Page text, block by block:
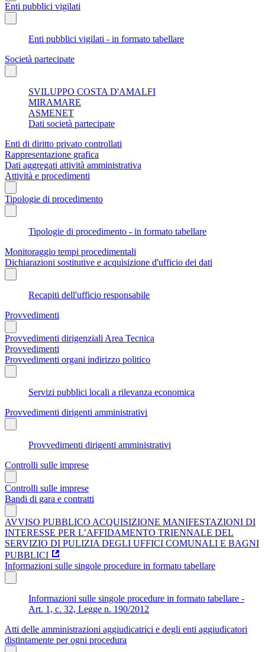
Enti pubblici vigilati
Enti pubblici vigilati - in formato tabellare
Società partecipate
SVILUPPO COSTA D'AMALFI
MIRAMARE
ASMENET
Dati società partecipate
Enti di diritto privato controllati
Rappresentazione grafica
Dati aggregati attività amministrativa
Attività e procedimenti
Tipologie di procedimento
Tipologie di procedimento - in formato tabellare
Monitoraggio tempi procedimentali
Dichiarazioni sostitutive e acquisizione d'ufficio dei dati
Recapiti dell'ufficio responsabile
Provvedimenti
Provvedimenti dirigenziali Area Tecnica
Provvedimenti
Provvedimenti organi indirizzo politico
Servizi pubblici locali a rilevanza economica
Provvedimenti dirigenti amministrativi
Provvedimenti dirigenti amministrativi
Controlli sulle imprese
Controlli sulle imprese
Bandi di gara e contratti
AVVISO PUBBLICO ACQUISIZIONE MANIFESTAZIONI DI
INTERESSE PER L’AFFIDAMENTO TRIENNALE DEL
SERVIZIO DI PULIZIA DEGLI UFFICI COMUNALI E BAGNI
PUBBLICI
Informazioni sulle singole procedure in formato tabellare
Informazioni sulle singole procedure in formato tabellare -
Art. 1, c. 32, Legge n. 190/2012
Atti delle amministrazioni aggiudicatrici e degli enti aggiudicatori
distintamente per ogni procedura